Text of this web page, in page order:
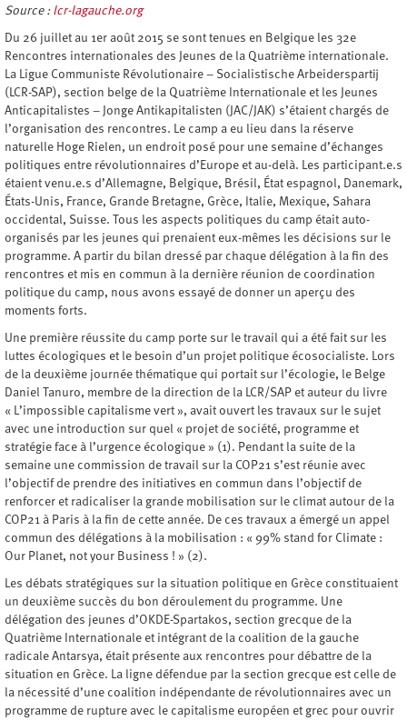
Source : lcr-lagauche.org
Du 26 juillet au 1er août 2015 se sont tenues en Belgique les 32e
Rencontres internationales des Jeunes de la Quatrième internationale.
La Ligue Communiste Révolutionaire – Socialistische Arbeiderspartij
(LCR-SAP), section belge de la Quatrième Internationale et les Jeunes
Anticapitalistes – Jonge Antikapitalisten (JAC/JAK) s’étaient chargés de
l’organisation des rencontres. Le camp a eu lieu dans la réserve
naturelle Hoge Rielen, un endroit posé pour une semaine d’échanges
politiques entre révolutionnaires d’Europe et au-delà. Les participant.e.s
étaient venu.e.s d’Allemagne, Belgique, Brésil, État espagnol, Danemark,
États-Unis, France, Grande Bretagne, Grèce, Italie, Mexique, Sahara
occidental, Suisse. Tous les aspects politiques du camp était auto-
organisés par les jeunes qui prenaient eux-mêmes les décisions sur le
programme. A partir du bilan dressé par chaque délégation à la fin des
rencontres et mis en commun à la dernière réunion de coordination
politique du camp, nous avons essayé de donner un aperçu des
moments forts.
Une première réussite du camp porte sur le travail qui a été fait sur les
luttes écologiques et le besoin d’un projet politique écosocialiste. Lors
de la deuxième journée thématique qui portait sur l’écologie, le Belge
Daniel Tanuro, membre de la direction de la LCR/SAP et auteur du livre
« L’impossible capitalisme vert », avait ouvert les travaux sur le sujet
avec une introduction sur quel « projet de société, programme et
stratégie face à l’urgence écologique » (1). Pendant la suite de la
semaine une commission de travail sur la COP21 s’est réunie avec
l’objectif de prendre des initiatives en commun dans l’objectif de
renforcer et radicaliser la grande mobilisation sur le climat autour de la
COP21 à Paris à la fin de cette année. De ces travaux a émergé un appel
commun des délégations à la mobilisation : « 99% stand for Climate :
Our Planet, not your Business ! » (2).
Les débats stratégiques sur la situation politique en Grèce constituaient
un deuxième succès du bon déroulement du programme. Une
délégation des jeunes d’OKDE-Spartakos, section grecque de la
Quatrième Internationale et intégrant de la coalition de la gauche
radicale Antarsya, était présente aux rencontres pour débattre de la
situation en Grèce. La ligne défendue par la section grecque est celle de
la nécessité d’une coalition indépendante de révolutionnaires avec un
programme de rupture avec le capitalisme européen et grec pour ouvrir